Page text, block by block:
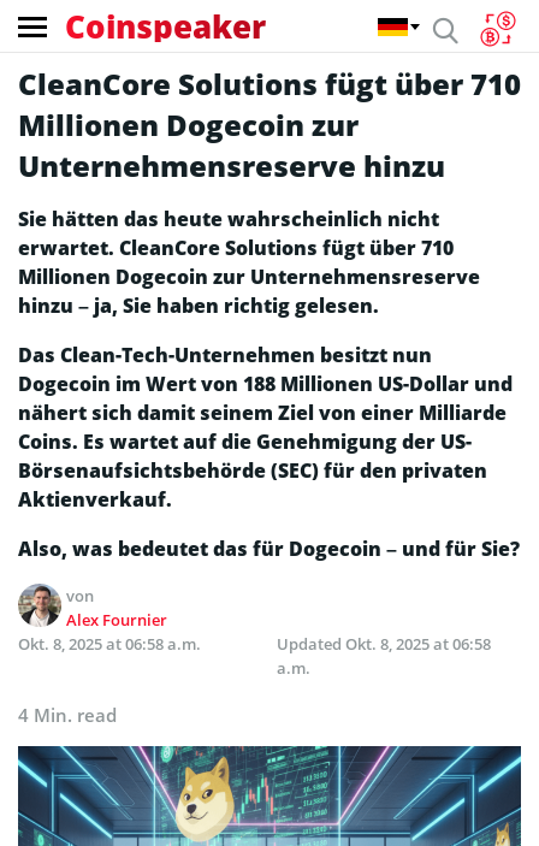
Coinspeaker
CleanCore Solutions fügt über 710
Millionen Dogecoin zur
Unternehmensreserve hinzu
Sie hätten das heute wahrscheinlich nicht
erwartet. CleanCore Solutions fügt über 710
Millionen Dogecoin zur Unternehmensreserve
hinzu – ja, Sie haben richtig gelesen.
Das Clean-Tech-Unternehmen besitzt nun
Dogecoin im Wert von 188 Millionen US-Dollar und
nähert sich damit seinem Ziel von einer Milliarde
Coins. Es wartet auf die Genehmigung der US-
Börsenaufsichtsbehörde (SEC) für den privaten
Aktienverkauf.
Also, was bedeutet das für Dogecoin – und für Sie?
von
Alex Fournier
Okt. 8, 2025 at 06:58 a.m.
Updated Okt. 8, 2025 at 06:58
a.m.
4 Min. read